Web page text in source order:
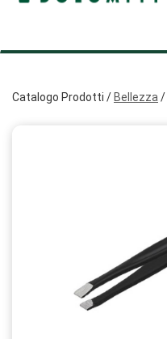
Catalogo Prodotti / Bellezza /